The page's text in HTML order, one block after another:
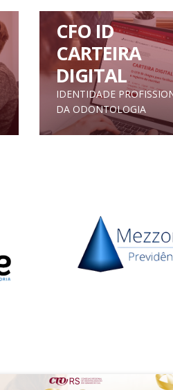
CFO ID
CARTEIRA
DIGITAL
IDENTIDADE
DA ODONTOLOGIA